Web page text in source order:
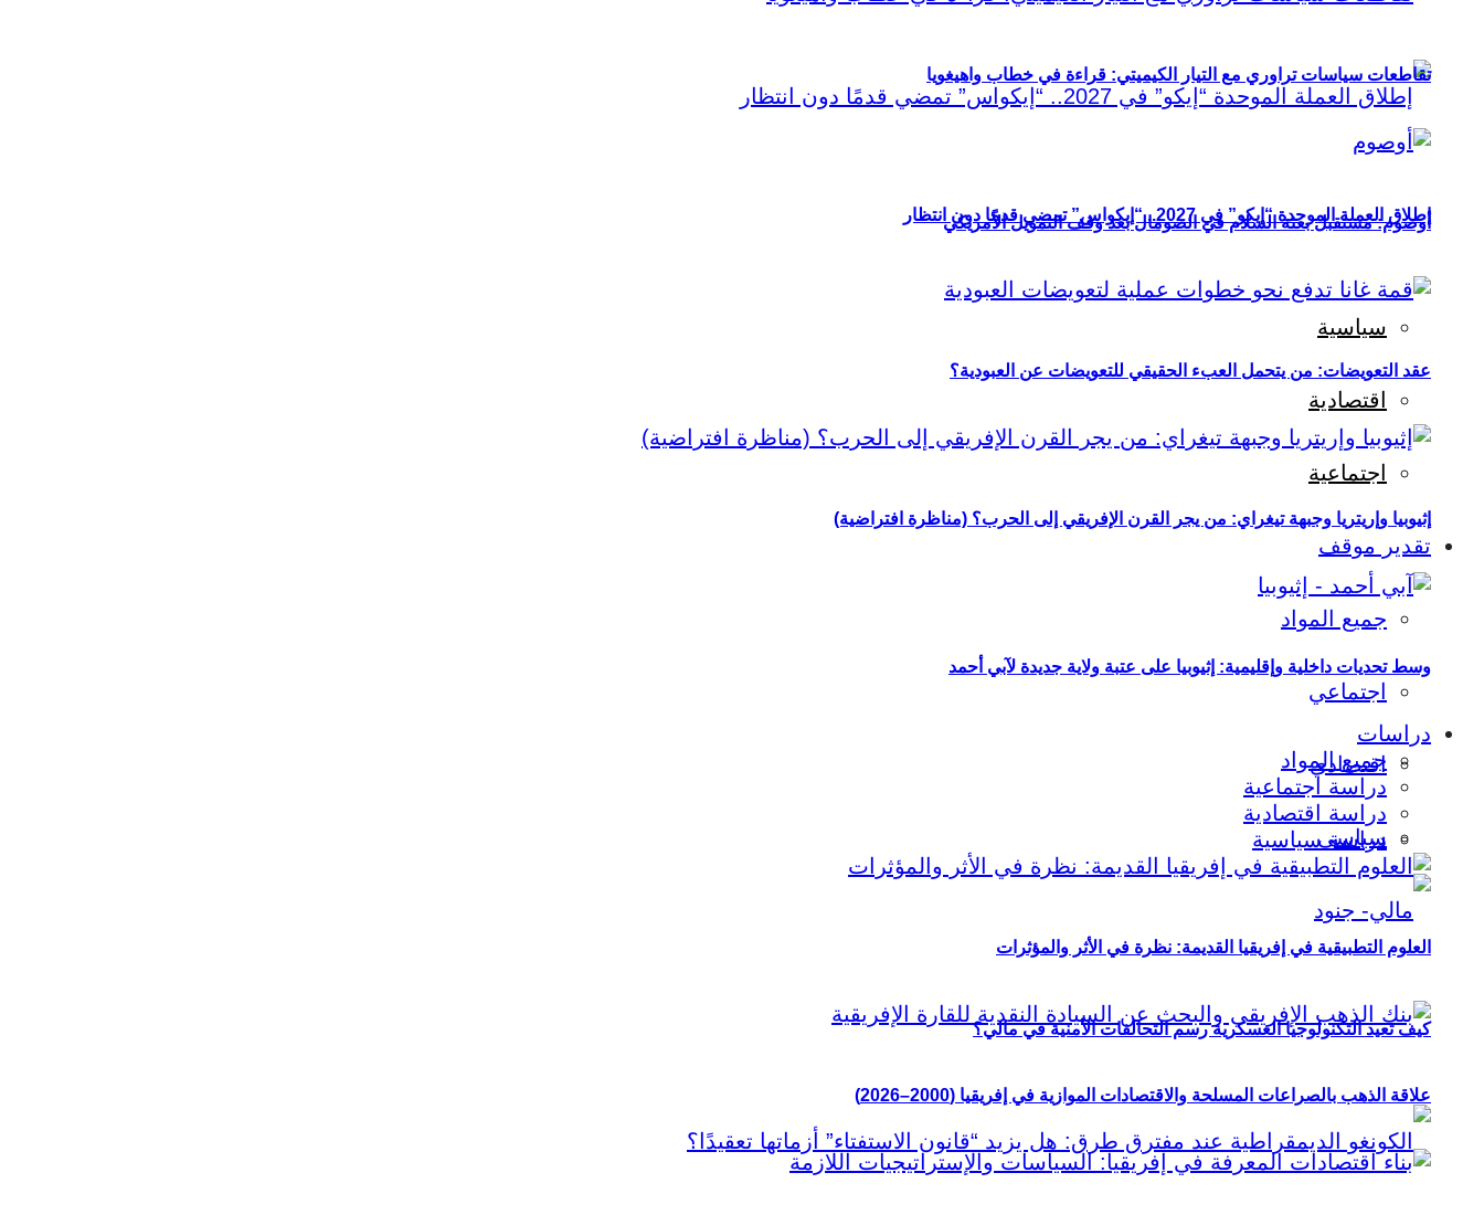
إطلاق العملة الموحدة “إيكو” في 2027.. “إيكواس” تمضي قدمًا دون انتظار
سياسية
اقتصادية
اجتماعية
تقدير موقف
جميع المواد
اجتماعي
اقتصادي
سياسي
كيف تعيد التكنولوجيا العسكرية رسم التحالفات الأمنية في مالي؟
تقاطعات سياسات تراوري مع التيار الكيميتي: قراءة في خطاب واهيغويا
أوصوم: مستقبل بعثة السلام في الصومال بعد وقف التمويل الأمريكي
عقد التعويضات: من يتحمل العبء الحقيقي للتعويضات عن العبودية؟
إثيوبيا وإريتريا وجبهة تيغراي: من يجر القرن الإفريقي إلى الحرب؟ (مناظرة افتراضية)
وسط تحديات داخلية وإقليمية: إثيوبيا على عتبة ولاية جديدة لآبي أحمد
دراسات
جميع المواد
دراسة اجتماعية
دراسة اقتصادية
دراسة سياسية
العلوم التطبيقية في إفريقيا القديمة: نظرة في الأثر والمؤثرات
علاقة الذهب بالصراعات المسلحة والاقتصادات الموازية في إفريقيا (2000–2026)